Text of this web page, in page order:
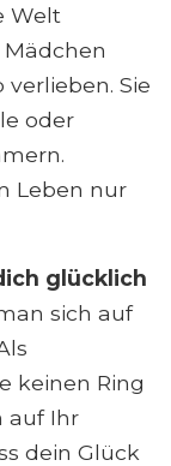
Welt
Sie
oder
Leben nur
glücklich
sich auf
keinen Ring
auf Ihr
dein Glück